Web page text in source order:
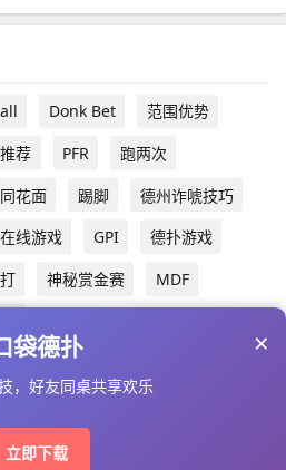
all Donk Bet
范围优势
荐 PFR
跑两次
同花面 踢脚
德州诈唬技巧
线游戏 GPI
德扑游戏
神秘赏金赛
MDF
琼ICP备2024016187号-2
×
袋德扑
，好友同桌共享欢乐
立即下载